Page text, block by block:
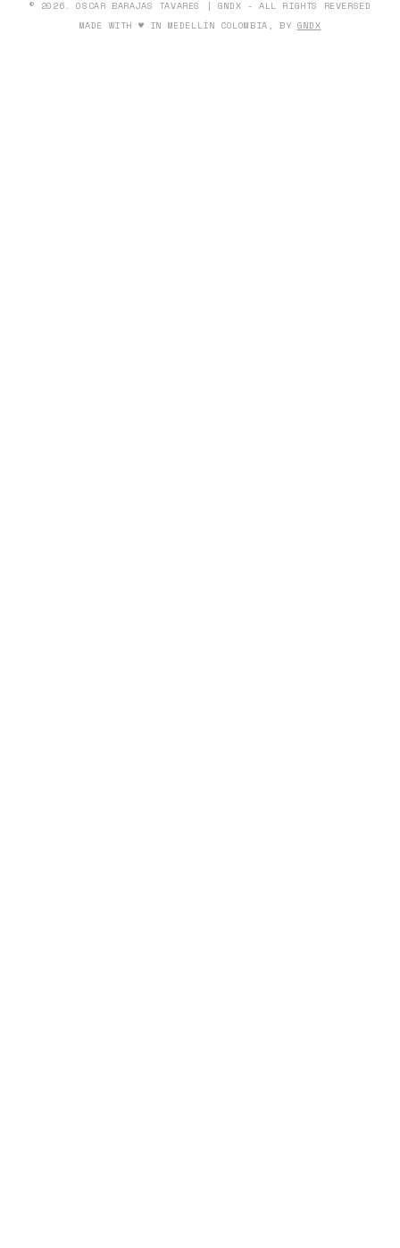
© 2026. OSCAR BARAJAS TAVARES | GNDX - ALL RIGHTS REVERSED
MADE WITH ♥ IN MEDELLÍN COLOMBIA, BY GNDX